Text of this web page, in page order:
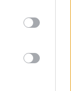
pas
turisti francez